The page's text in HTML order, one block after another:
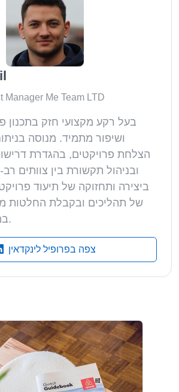
Manager Me Team LTD
בעל רקע מקצועי חזק בתכנון
ושיפור מתמיד. מנוסה בניתוח
הצלחת פרויקטים, בהגדרת
ובניהול תקשורת בין צוותים
ביצירה ותחזוקה של תיעוד
של תהליכים ובקבלת החלטות
במצבים קריטיים.
צפה בפרופיל לינקדאין